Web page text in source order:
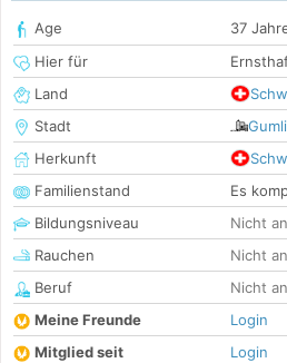
Age
37
Hier für
Land
Stadt
Herkunft
Familienstand
Es
Bildungsniveau
Nicht
Rauchen
Nicht
Beruf
Nicht
Meine Freunde
Login
Mitglied seit
Login